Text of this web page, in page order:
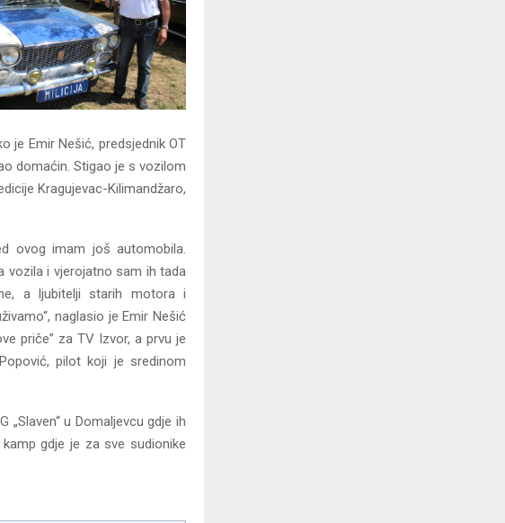
je Emir Nešić, predsjednik OT
domaćin. Stigao je s vozilom
Kragujevac-Kilimandžaro,
ovog imam još automobila.
vozila i vjerojatno sam ih tada
a ljubitelji starih motora i
naglasio je Emir Nešić
priče” za TV Izvor, a prvu je
pilot koji je sredinom
u Domaljevcu gdje ih
gdje je za sve sudionike